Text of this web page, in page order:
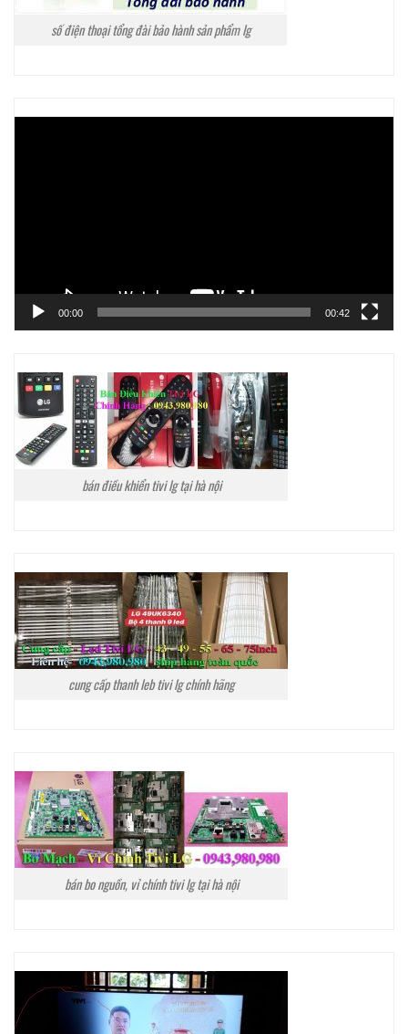
số điện thoại tổng đài bảo hành sản phẩm lg
00:00 00:42
bán điều khiển tivi lg tại hà nội
cung cấp thanh leb tivi lg chính hãng
bán bo nguồn, vỉ chính tivi lg tại hà nội